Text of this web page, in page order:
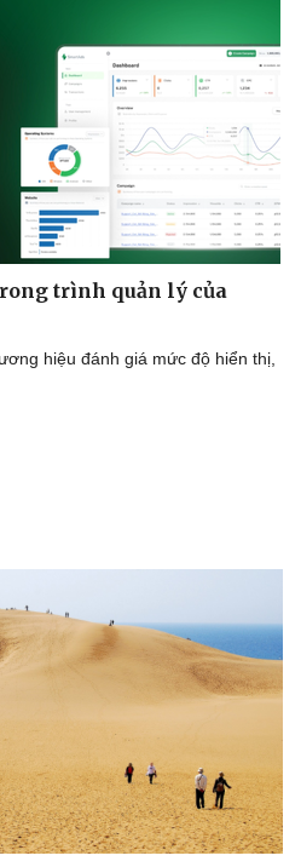
Tình yêu - Gia đình
trình quản lý của
hiệu đánh giá mức độ hiển thị,